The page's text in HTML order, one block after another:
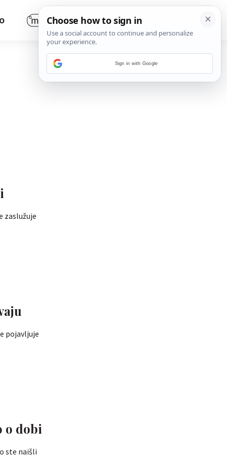
zaslužuje
pojavljuje
o dobi
ste naišli
Sign in with Google